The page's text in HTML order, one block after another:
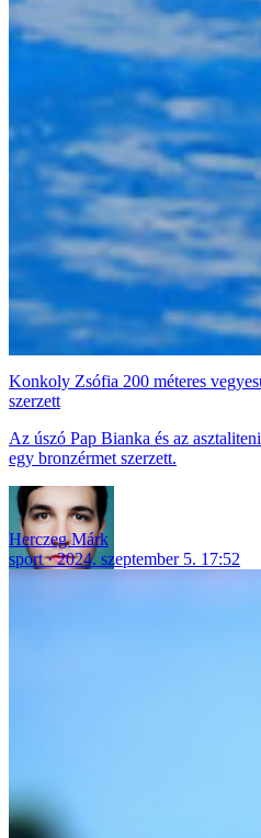
Konkoly Zsófia 200 méteres
szerzett
Az úszó Pap Bianka és az
egy bronzérmet szerzett.
Herczeg Márk
sport
2024. szeptember 5. 17:52